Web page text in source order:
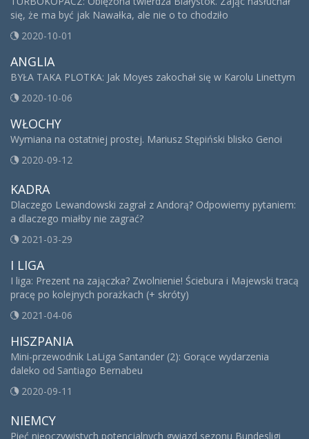
się, że ma być jak Nawałka, ale nie o to chodziło
2020-10-01
ANGLIA
BYŁA TAKA PLOTKA: Jak Moyes zakochał się w Karolu Linettym
2020-10-06
WŁOCHY
Wymiana na ostatniej prostej. Mariusz Stępiński blisko Genoi
2020-09-12
KADRA
Dlaczego Lewandowski zagrał z Andorą? Odpowiemy pytaniem:
a dlaczego miałby nie zagrać?
2021-03-29
I LIGA
I liga: Prezent na zajączka? Zwolnienie! Ściebura i Majewski tracą
pracę po kolejnych porażkach (+ skróty)
2021-04-06
HISZPANIA
Mini-przewodnik LaLiga Santander (2): Gorące wydarzenia
daleko od Santiago Bernabeu
2020-09-11
NIEMCY
Pięć nieoczywistych potencjalnych gwiazd sezonu Bundesligi